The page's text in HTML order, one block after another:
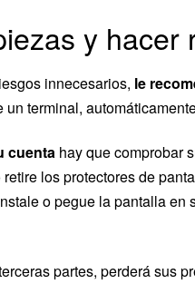
y
innecesarios, le
terminal,
cuenta hay que comprobar
los protectores de
o pegue la pantalla
partes, perderá sus